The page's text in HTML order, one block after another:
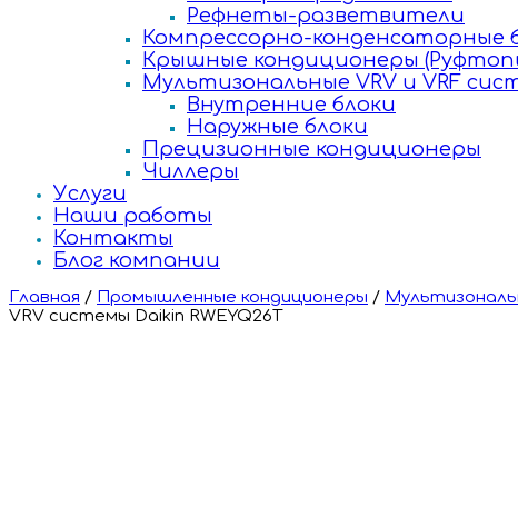
Рефнеты-разветвители
Компрессорно-конденсаторные
Крышные кондиционеры
Мультизональные VRV и VRF
Внутренние блоки
Наружные блоки
Прецизионные кондиционеры
Чиллеры
Услуги
Наши работы
Контакты
Блог компании
Главная / Промышленные кондиционеры /
VRV системы Daikin RWEYQ26T